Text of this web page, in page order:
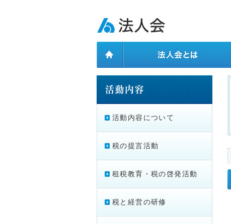
活動内容について
税の提言活動
租税教育・税の啓発活動
税と経営の研修